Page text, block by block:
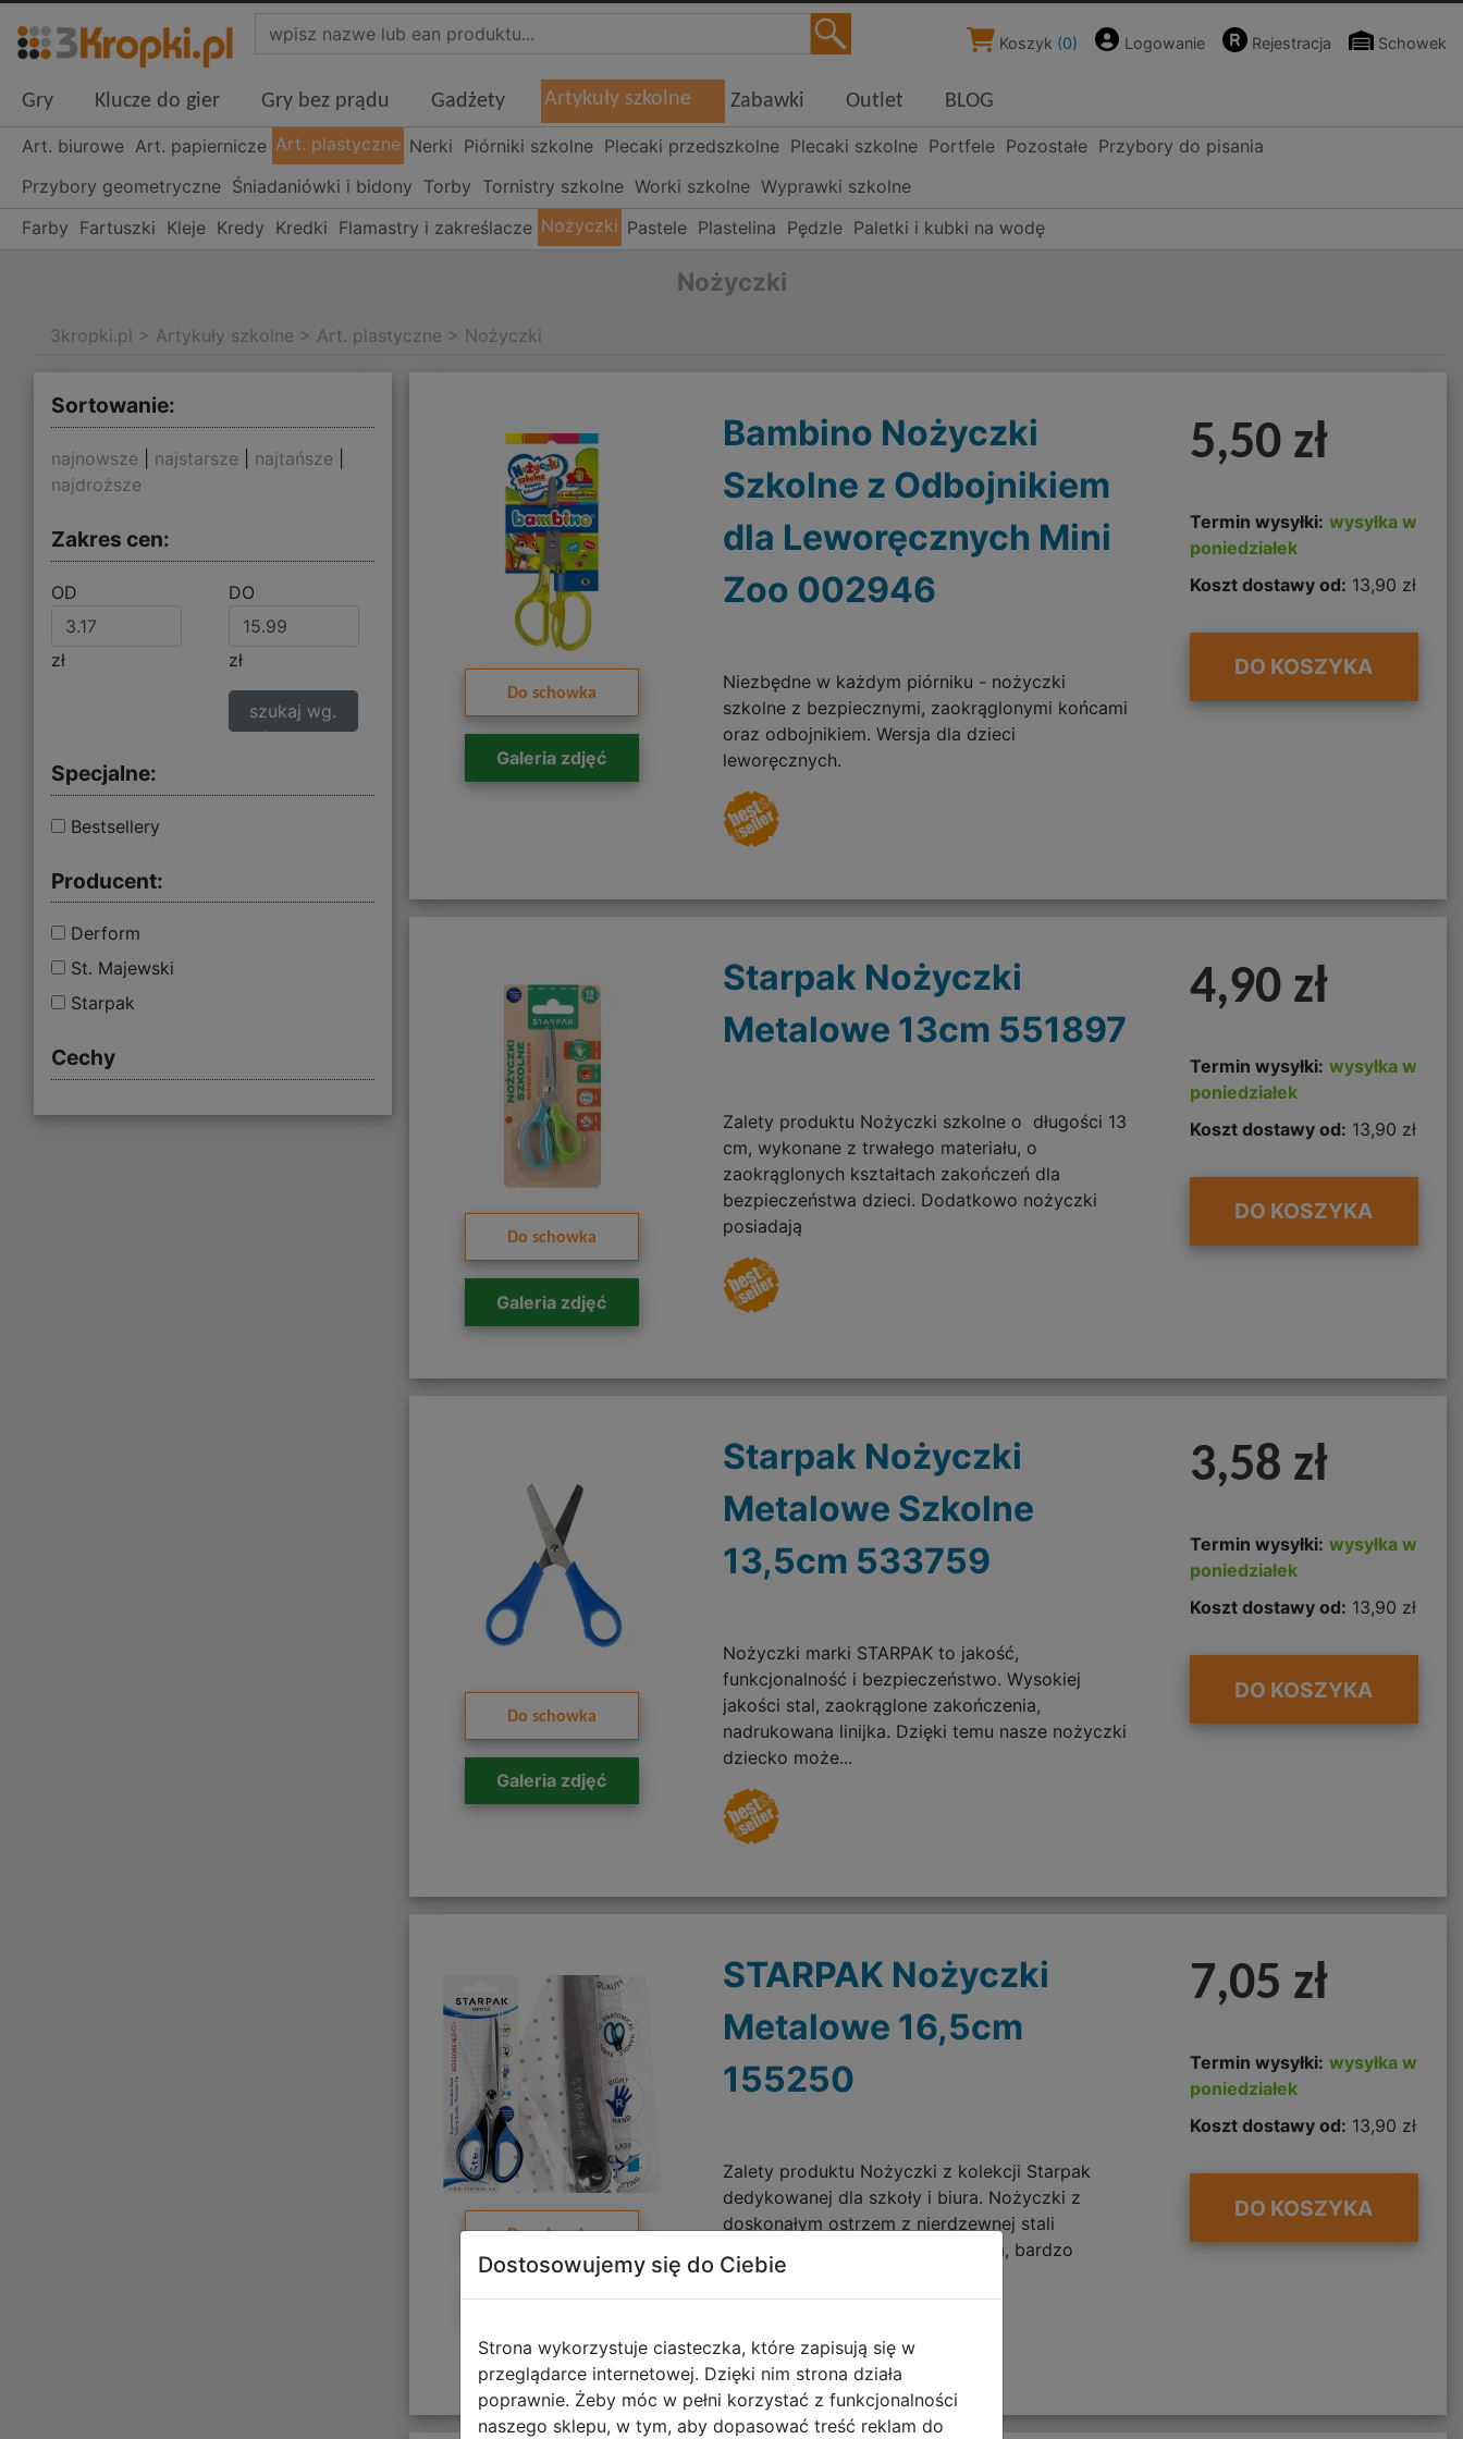
Koszyk (0) Logowanie Rejestracja Schowek
Gry Klucze do gier Gry bez prądu Gadżety Artykuły szkolne Zabawki Outlet BLOG
Art. biurowe Art. papiernicze Art. plastyczne Nerki Piórniki szkolne Plecaki przedszkolne Plecaki szkolne Portfele Pozostałe Przybory do pisania
Przybory geometryczne Śniadaniówki i bidony Torby Tornistry szkolne Worki szkolne Wyprawki szkolne
Farby Fartuszki Kleje Kredy Kredki Flamastry i zakreślacze Nożyczki Pastele Plastelina Pędzle Paletki i kubki na wodę
Nożyczki
3kropki.pl > Artykuły szkolne > Art. plastyczne > Nożyczki
Sortowanie:
najnowsze najstarsze najtańsze
najdroższe
Zakres cen:
OD
zł
DO
zł
szukaj wg.
zakresu cen
Specjalne:
Bestsellery
Producent:
Derform
St. Majewski
Starpak
Cechy
Do schowka
Galeria zdjęć
Bambino Nożyczki
Szkolne z Odbojnikiem
dla Leworęcznych Mini
Zoo 002946
Niezbędne w każdym piórniku - nożyczki
szkolne z bezpiecznymi, zaokrąglonymi końcami
oraz odbojnikiem. Wersja dla dzieci
leworęcznych.
5,50 zł
Termin wysyłki: wysyłka w
poniedziałek
Koszt dostawy od: 13,90 zł
DO KOSZYKA
Do schowka
Galeria zdjęć
Starpak Nożyczki
Metalowe 13cm 551897
Zalety produktu Nożyczki szkolne o długości 13
cm, wykonane z trwałego materiału, o
zaokrąglonych kształtach zakończeń dla
bezpieczeństwa dzieci. Dodatkowo nożyczki
posiadają
4,90 zł
Termin wysyłki: wysyłka w
poniedziałek
Koszt dostawy od: 13,90 zł
DO KOSZYKA
Do schowka
Galeria zdjęć
Starpak Nożyczki
Metalowe Szkolne
13,5cm 533759
Nożyczki marki STARPAK to jakość,
funkcjonalność i bezpieczeństwo. Wysokiej
jakości stal, zaokrąglone zakończenia,
nadrukowana linijka. Dzięki temu nasze nożyczki
dziecko może...
3,58 zł
Termin wysyłki: wysyłka w
poniedziałek
Koszt dostawy od: 13,90 zł
DO KOSZYKA
Do schowka
Galeria zdjęć
STARPAK Nożyczki
Metalowe 16,5cm
155250
Zalety produktu Nożyczki z kolekcji Starpak
dedykowanej dla szkoły i biura. Nożyczki z
doskonałym ostrzem z nierdzewnej stali
najwyższej jakości. Ergonomiczna, bardzo
wygodna
7,05 zł
Termin wysyłki: wysyłka w
poniedziałek
Koszt dostawy od: 13,90 zł
DO KOSZYKA
Dostosowujemy się do Ciebie
Strona wykorzystuje ciasteczka, które zapisują się w
przeglądarce internetowej. Dzięki nim strona działa
poprawnie. Żeby móc w pełni korzystać z funkcjonalności
naszego sklepu, w tym, aby dopasować treść reklam do